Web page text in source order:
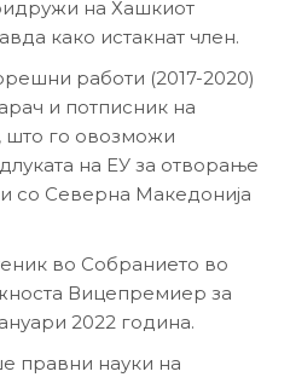
на Хашкиот
како истакнат член.
работи (2017-2020)
и потписник на
што го овозможи
на ЕУ за отворање
со Северна Македонија
во Собранието во
Вицепремиер за
2022 година.
правни науки на